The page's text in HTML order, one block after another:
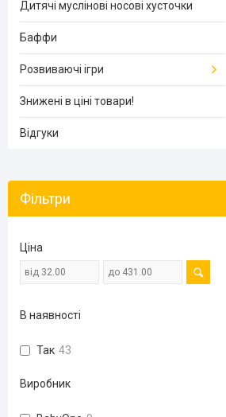
Дитячі муслінові носові хусточки
Баффи
Розвиваючі ігри
Знижені в ціні товари!
Відгуки
Фільтри
Ціна
В наявності
Так 43
Виробник